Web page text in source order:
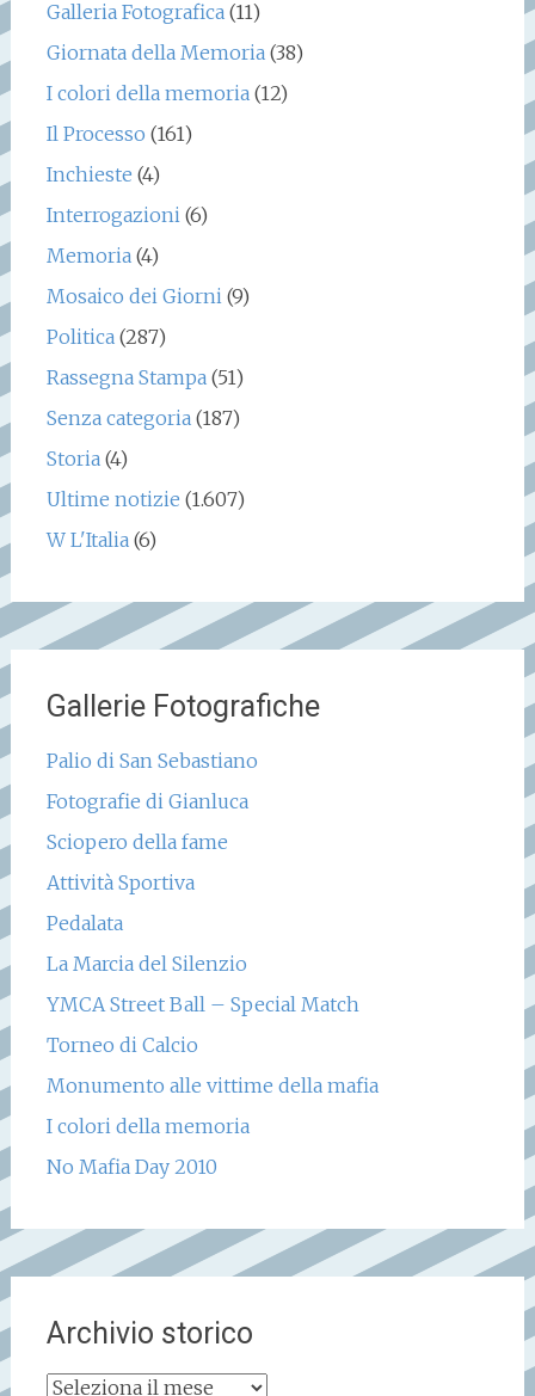
Galleria Fotografica (11)
Giornata della Memoria (38)
I colori della memoria (12)
Il Processo (161)
Inchieste (4)
Interrogazioni (6)
Memoria (4)
Mosaico dei Giorni (9)
Politica (287)
Rassegna Stampa (51)
Senza categoria (187)
Storia (4)
Ultime notizie (1.607)
W L'Italia (6)
Gallerie Fotografiche
Palio di San Sebastiano
Fotografie di Gianluca
Sciopero della fame
Attività Sportiva
Pedalata
La Marcia del Silenzio
YMCA Street Ball – Special Match
Torneo di Calcio
Monumento alle vittime della mafia
I colori della memoria
No Mafia Day 2010
Archivio storico
Archivio